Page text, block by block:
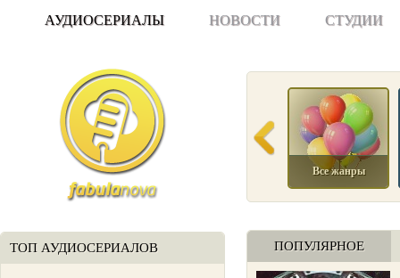
АУДИОСЕРИАЛЫ НОВОСТИ СТУДИИ
ТОП АУДИОСЕРИАЛОВ
Все жанры
ПОПУЛЯРНОЕ